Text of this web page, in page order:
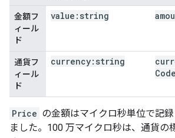
金額フ
ィール
ド
value:string
通貨フ
ィール
ド
currency:string
Price の金額はマイクロ秒単位で記
ました。100 万マイクロ秒は、通貨の